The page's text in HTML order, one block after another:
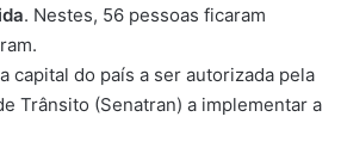
. Nestes, 56 pessoas ficaram
.
capital do país a ser autorizada pela
Trânsito (Senatran) a implementar a